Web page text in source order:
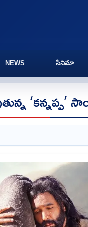
NEWS సినిమా
‘కన్నప్ప’